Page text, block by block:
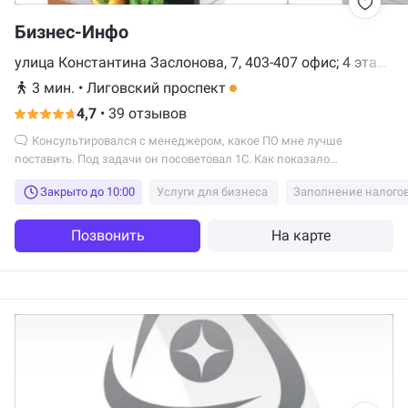
Бизнес-Инфо
улица Константина Заслонова, 7, 403-407 офис; 4 этаж,
Санкт-Петербург
3 мин. • Лиговский проспект
4,7 • 39 отзывов
поставить. Под задачи он посоветовал 1С. Как показало
Программа удобная, интуитивно понятная, освоить ее не
Закрыто до 10:00 Услуги для бизнеса Заполнение
Позвонить На карте